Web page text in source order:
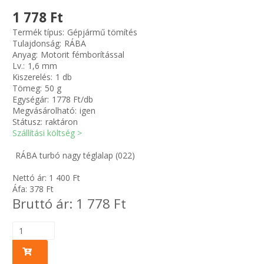
KÁBELVEZETŐ GUMI - HATÁROLÓK
SIMÍTÓZÁRAS TASAK
TÖMLŐBILINCS
1 778 Ft
Termék típus: Gépjármű tömítés
Tulajdonság: RÁBA
Anyag: Motorit fémborítással
Lv.: 1,6 mm
Kiszerelés: 1 db
Tömeg: 50 g
Egységár: 1778 Ft/db
Megvásárolható: igen
Státusz: raktáron
Szállítási költség >
RÁBA turbó nagy téglalap (022)
Nettó ár: 1 400 Ft
Áfa: 378 Ft
Bruttó ár: 1 778 Ft